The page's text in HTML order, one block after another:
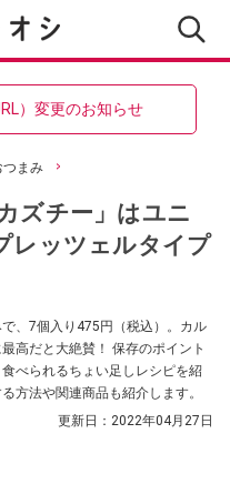
）変更のお知らせ
つまみ
ズチー」はユニ
レッツェルタイプ
、7個入り475円（税込）。カル
高だと大絶賛！ 保存のポイント
べられるちょい足しレシピを紹
方法や関連商品も紹介します。
更新日： 2022年04月27日